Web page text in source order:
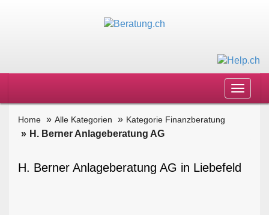
Toggle
Home Alle Kategorien Kategorie Finanzberatung
H. Berner Anlageberatung AG
H. Berner Anlageberatung AG in Liebefeld